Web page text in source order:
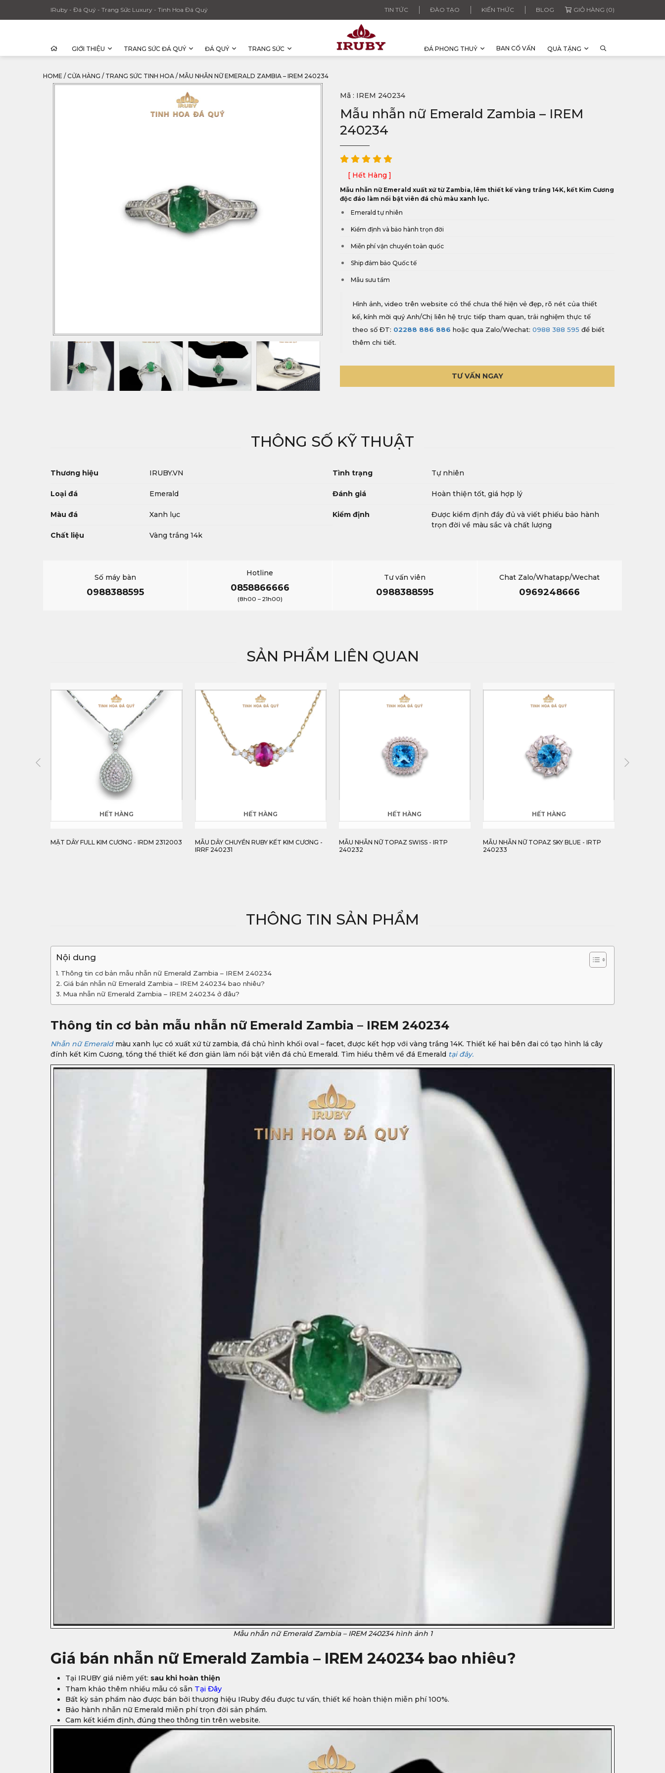
IRuby - Đá Quý - Trang Sức Luxury - Tinh Hoa Đá Quý TIN TỨC ĐÀO TẠO KIẾN THỨC BLOG GIỎ HÀNG (0)
GIỚI THIỆU TRANG SỨC ĐÁ QUÝ ĐÁ QUÝ TRANG SỨC ĐÁ PHONG THUỶ BAN CỐ VẤN QUÀ TẶNG
HOME / CỬA HÀNG / TRANG SỨC TINH HOA / MẪU NHẪN NỮ EMERALD ZAMBIA – IREM 240234
Mã : IREM 240234
Mẫu nhẫn nữ Emerald Zambia – IREM
240234
[ Hết Hàng ]
Mẫu nhẫn nữ Emerald xuất xứ từ Zambia, lêm thiết kế vàng trắng 14K, kết Kim Cương
độc đáo làm nổi bật viên đá chủ màu xanh lục.
Emerald tự nhiên
Kiểm định và bảo hành trọn đời
Miễn phí vận chuyển toàn quốc
Ship đảm bảo Quốc tế
Mẫu sưu tầm
Hình ảnh, video trên website có thể chưa thể hiện vẻ đẹp, rõ nét của thiết
kế, kính mời quý Anh/Chị liên hệ trực tiếp tham quan, trải nghiệm thực tế
theo số ĐT: 02288 886 886 hoặc qua Zalo/Wechat: 0988 388 595 để biết
thêm chi tiết.
TƯ VẤN NGAY
THÔNG SỐ KỸ THUẬT
Thương hiệu IRUBY.VN
Loại đá Emerald
Màu đá Xanh lục
Chất liệu Vàng trắng 14k
Tình trạng Tự nhiên
Đánh giá Hoàn thiện tốt, giá hợp lý
Kiểm định
Được kiểm định đầy đủ và viết phiếu bảo hành
trọn đời về màu sắc và chất lượng
Số máy bàn
0988388595
Hotline
0858866666
(8h00 – 21h00)
Tư vấn viên
0988388595
Chat Zalo/Whatapp/Wechat
0969248666
SẢN PHẨM LIÊN QUAN
HẾT HÀNG
MẶT DÂY FULL KIM CƯƠNG - IRDM 2312003
HẾT HÀNG
MẪU DÂY CHUYỀN RUBY KẾT KIM CƯƠNG -
IRRF 240231
HẾT HÀNG
MẪU NHẪN NỮ TOPAZ SWISS - IRTP
240232
HẾT HÀNG
MẪU NHẪN NỮ TOPAZ SKY BLUE - IRTP
240233
THÔNG TIN SẢN PHẨM
Nội dung
Thông tin cơ bản mẫu nhẫn nữ Emerald Zambia – IREM 240234
Giá bán nhẫn nữ Emerald Zambia – IREM 240234 bao nhiêu?
Mua nhẫn nữ Emerald Zambia – IREM 240234 ở đâu?
Thông tin cơ bản mẫu nhẫn nữ Emerald Zambia – IREM 240234
Nhẫn nữ Emerald màu xanh lục có xuất xứ từ zambia, đá chủ hình khối oval – facet, được kết hợp với vàng trắng 14K. Thiết kế hai bên đai có tạo hình lá cây
đính kết Kim Cương, tổng thể thiết kế đơn giản làm nổi bật viên đá chủ Emerald. Tìm hiểu thêm về đá Emerald tại đây.
Mẫu nhẫn nữ Emerald Zambia – IREM 240234 hình ảnh 1
Giá bán nhẫn nữ Emerald Zambia – IREM 240234 bao nhiêu?
Tại IRUBY giá niêm yết: sau khi hoàn thiện
Tham khảo thêm nhiều mẫu có sẵn Tại Đây
Bất kỳ sản phẩm nào được bán bởi thương hiệu IRuby đều được tư vấn, thiết kế hoàn thiện miễn phí 100%.
Bảo hành nhẫn nữ Emerald miễn phí trọn đời sản phẩm.
Cam kết kiểm định, đúng theo thông tin trên website.